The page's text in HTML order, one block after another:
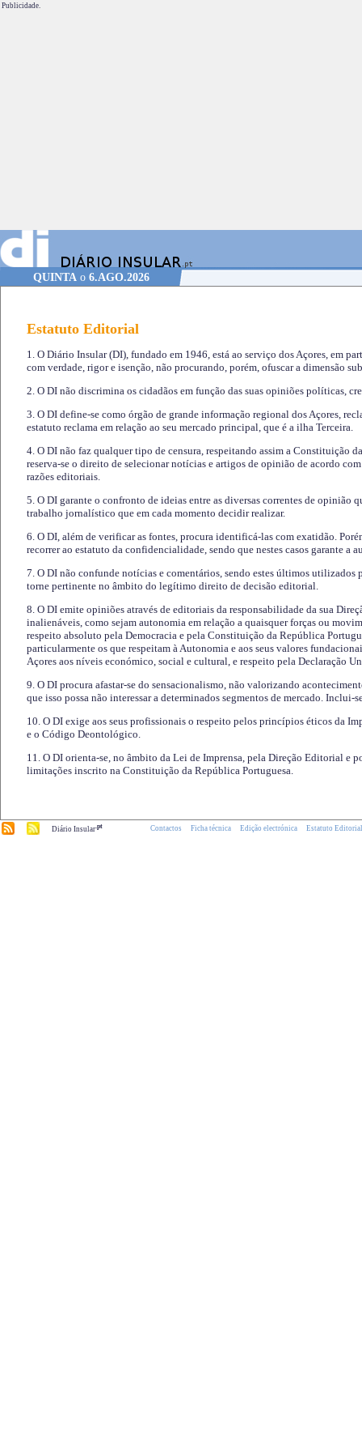
Publicidade.
QUINTAo 6.AGO.2026
Estatuto Editorial
1. O Diário Insular (DI), fundado em 1946, está ao serviço dos Açores, em
com verdade, rigor e isenção, não procurando, porém, ofuscar a dimensão
2. O DI não discrimina os cidadãos em função das suas opiniões políticas,
3. O DI define-se como órgão de grande informação regional dos Açores,
estatuto reclama em relação ao seu mercado principal, que é a ilha Terceira.
4. O DI não faz qualquer tipo de censura, respeitando assim a Constituição
reserva-se o direito de selecionar notícias e artigos de opinião de acordo
razões editoriais.
5. O DI garante o confronto de ideias entre as diversas correntes de opinião
trabalho jornalístico que em cada momento decidir realizar.
6. O DI, além de verificar as fontes, procura identificá-las com exatidão.
recorrer ao estatuto da confidencialidade, sendo que nestes casos garante a
7. O DI não confunde notícias e comentários, sendo estes últimos utilizados
torne pertinente no âmbito do legítimo direito de decisão editorial.
8. O DI emite opiniões através de editoriais da responsabilidade da sua
inalienáveis, como sejam autonomia em relação a quaisquer forças ou
respeito absoluto pela Democracia e pela Constituição da República
particularmente os que respeitam à Autonomia e aos seus valores
Açores aos níveis económico, social e cultural, e respeito pela Declaração
9. O DI procura afastar-se do sensacionalismo, não valorizando
que isso possa não interessar a determinados segmentos de mercado.
10. O DI exige aos seus profissionais o respeito pelos princípios éticos da
e o Código Deontológico.
11. O DI orienta-se, no âmbito da Lei de Imprensa, pela Direção Editorial e
limitações inscrito na Constituição da República Portuguesa.
Diário Insular.pt Contactos Ficha técnica Edição electrónica Estatuto Editorial